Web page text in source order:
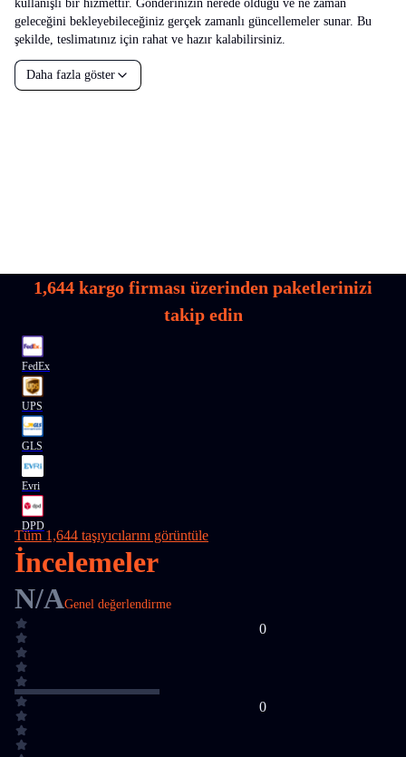
kullanışlı bir hizmettir. Gönderinizin nerede olduğu ve ne zaman
geleceğini bekleyebileceğiniz gerçek zamanlı güncellemeler sunar. Bu
şekilde, teslimatınız için rahat ve hazır kalabilirsiniz.
Daha fazla göster
1,644 kargo firması üzerinden paketlerinizi
takip edin
FedEx
UPS
GLS
Evri
DPD
Tüm 1,644 taşıyıcılarını görüntüle
İncelemeler
N/AGenel değerlendirme
0
0